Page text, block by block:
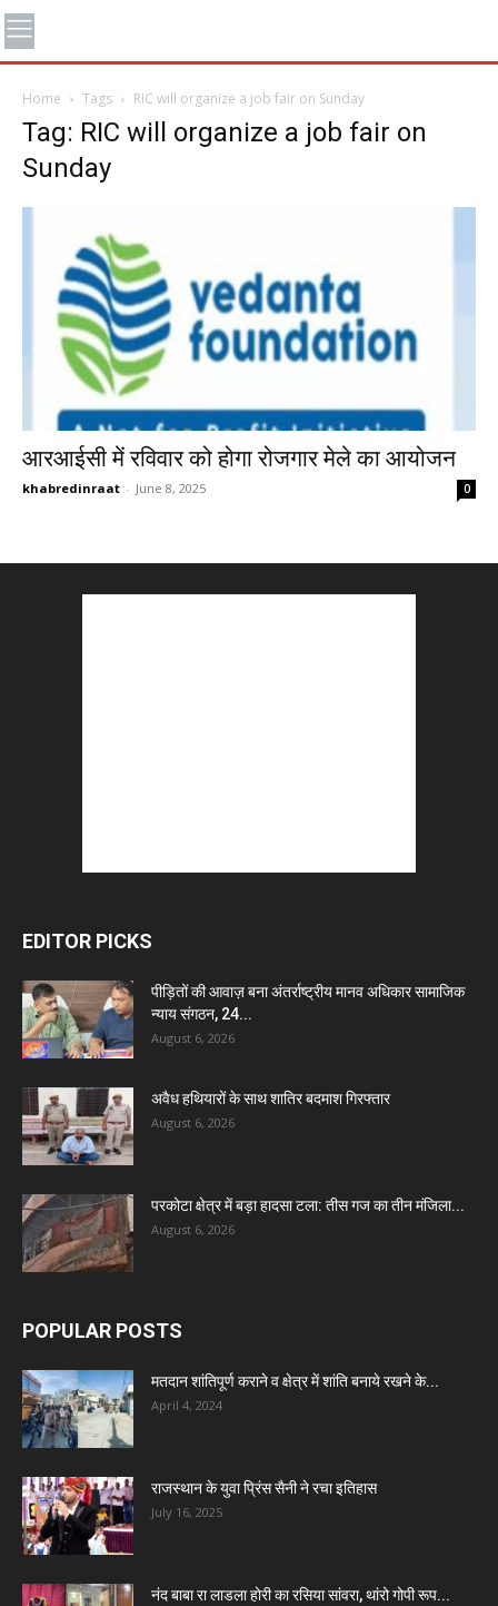
Home Tags RIC will organize a job fair on Sunday
Tag: RIC will organize a job fair on
Sunday
आरआईसी में रविवार को होगा रोजगार मेले का आयोजन
khabredinraat - June 8, 2025 0
EDITOR PICKS
पीड़ितों की आवाज़ बना अंतर्राष्ट्रीय मानव अधिकार सामाजिक
न्याय संगठन, 24...
August 6, 2026
अवैध हथियारों के साथ शातिर बदमाश गिरफ्तार
August 6, 2026
परकोटा क्षेत्र में बड़ा हादसा टला: तीस गज का तीन मंजिला...
August 6, 2026
POPULAR POSTS
मतदान शांतिपूर्ण कराने व क्षेत्र में शांति बनाये रखने के...
April 4, 2024
राजस्थान के युवा प्रिंस सैनी ने रचा इतिहास
July 16, 2025
नंद बाबा रा लाडला होरी का रसिया सांवरा, थांरो गोपी रूप...